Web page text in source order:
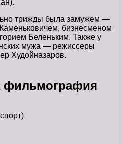
трижды была замужем —
бизнесменом
Беленьким. Также у
мужа — режиссеры
Худойназаров.
фильмография